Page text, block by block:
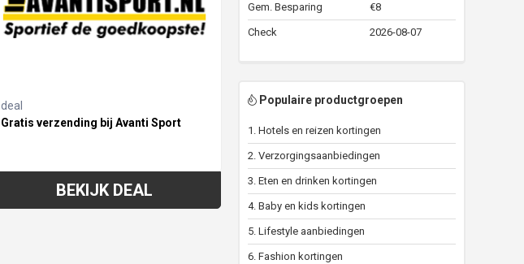
deal
Gratis verzending bij Avanti Sport
BEKIJK DEAL
Gem. Besparing €8
Check 2026-08-07
Populaire productgroepen
1. Hotels en reizen kortingen
2. Verzorgingsaanbiedingen
3. Eten en drinken kortingen
4. Baby en kids kortingen
5. Lifestyle aanbiedingen
6. Fashion kortingen